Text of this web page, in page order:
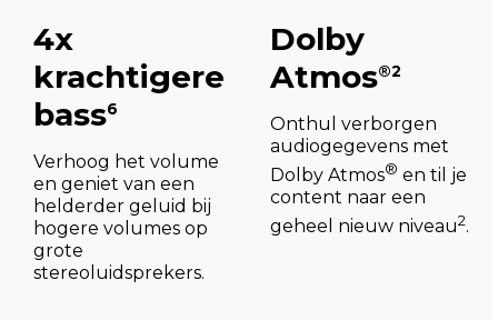
4x
krachtigere
bass6
Verhoog het volume
en geniet van een
helderder geluid bij
hogere volumes op
grote
stereoluidsprekers.
Dolby
Atmos®2
Onthul verborgen
audiogegevens met
Dolby Atmos® en til je
content naar een
geheel nieuw niveau2.